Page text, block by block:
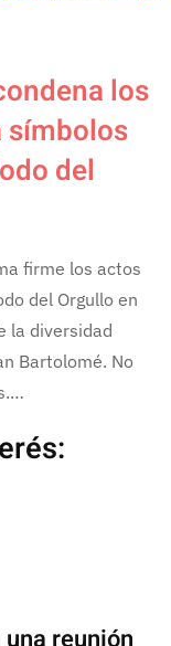
los
símbolos
del
firme los actos
del Orgullo en
la diversidad
Bartolomé. No